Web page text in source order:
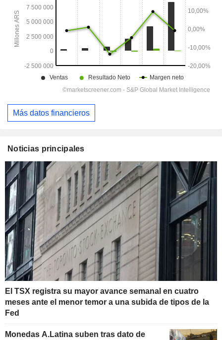
Más datos financieros
Noticias principales
El TSX registra su mayor avance semanal en cuatro
meses ante el menor temor a una subida de tipos de la
Fed
Monedas A.Latina suben tras dato de